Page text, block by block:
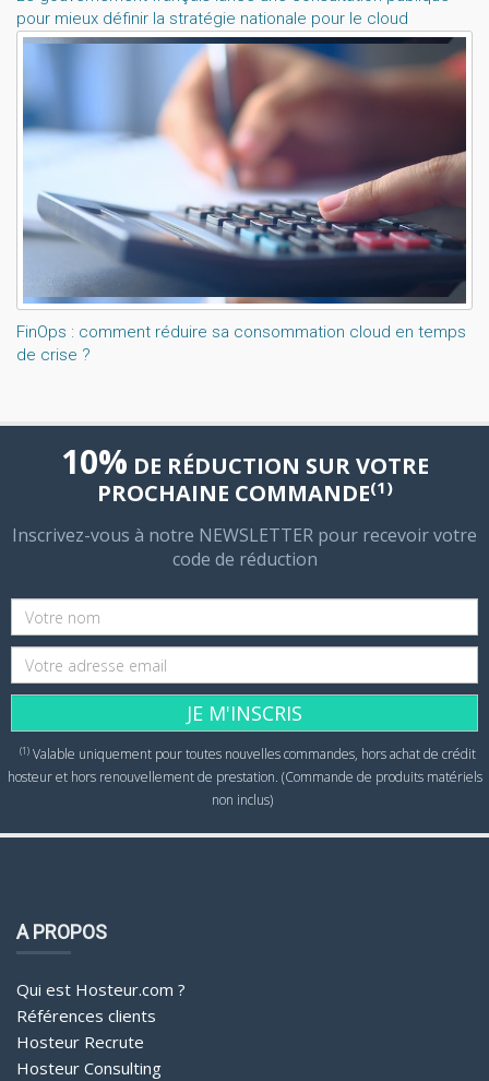
pour mieux définir la stratégie nationale pour le cloud
FinOps : comment réduire sa consommation cloud en temps
de crise ?
10% DE RÉDUCTION SUR VOTRE
PROCHAINE COMMANDE(1)
Inscrivez-vous à notre NEWSLETTER pour recevoir votre
code de réduction
JE M'INSCRIS
(1)Valable uniquement pour toutes nouvelles commandes, hors achat de crédit
hosteur et hors renouvellement de prestation. (Commande de produits matériels
non inclus)
A PROPOS
Qui est Hosteur.com ?
Références clients
Hosteur Recrute
Hosteur Consulting